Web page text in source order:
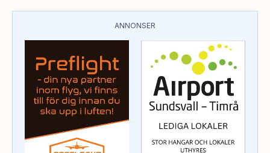
ANNONSER